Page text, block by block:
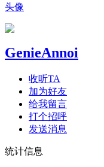
头像
GenieAnnoi
收听TA
加为好友
给我留言
打个招呼
发送消息
统计信息